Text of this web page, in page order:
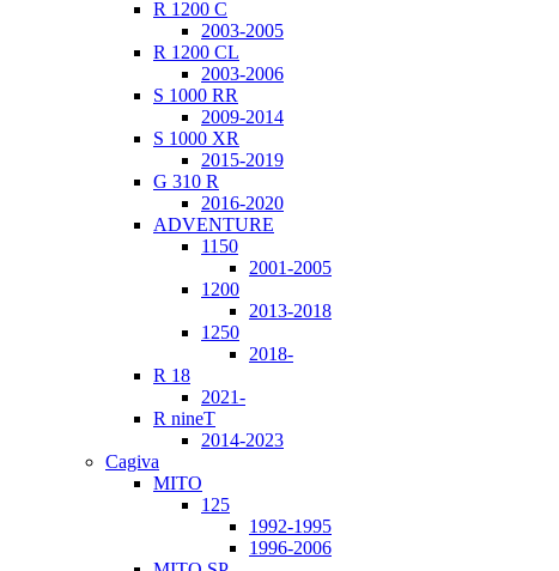
R 1200 C
2003-2005
R 1200 CL
2003-2006
S 1000 RR
2009-2014
S 1000 XR
2015-2019
G 310 R
2016-2020
ADVENTURE
1150
2001-2005
1200
2013-2018
1250
2018-
R 18
2021-
R nineT
2014-2023
Cagiva
MITO
125
1992-1995
1996-2006